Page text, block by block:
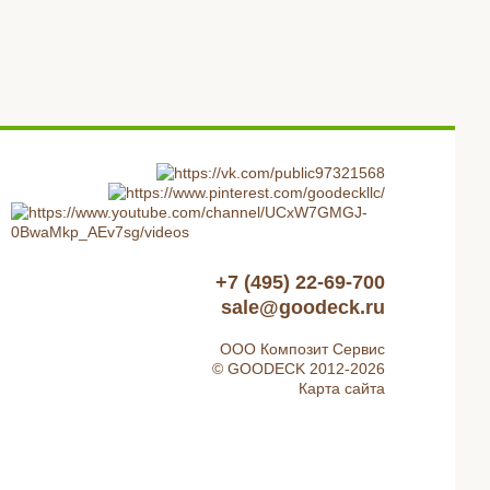
+7 (495) 22-69-700
sale@goodeck.ru
ООО Композит Сервис
© GOODECK 2012-2026
Карта сайта